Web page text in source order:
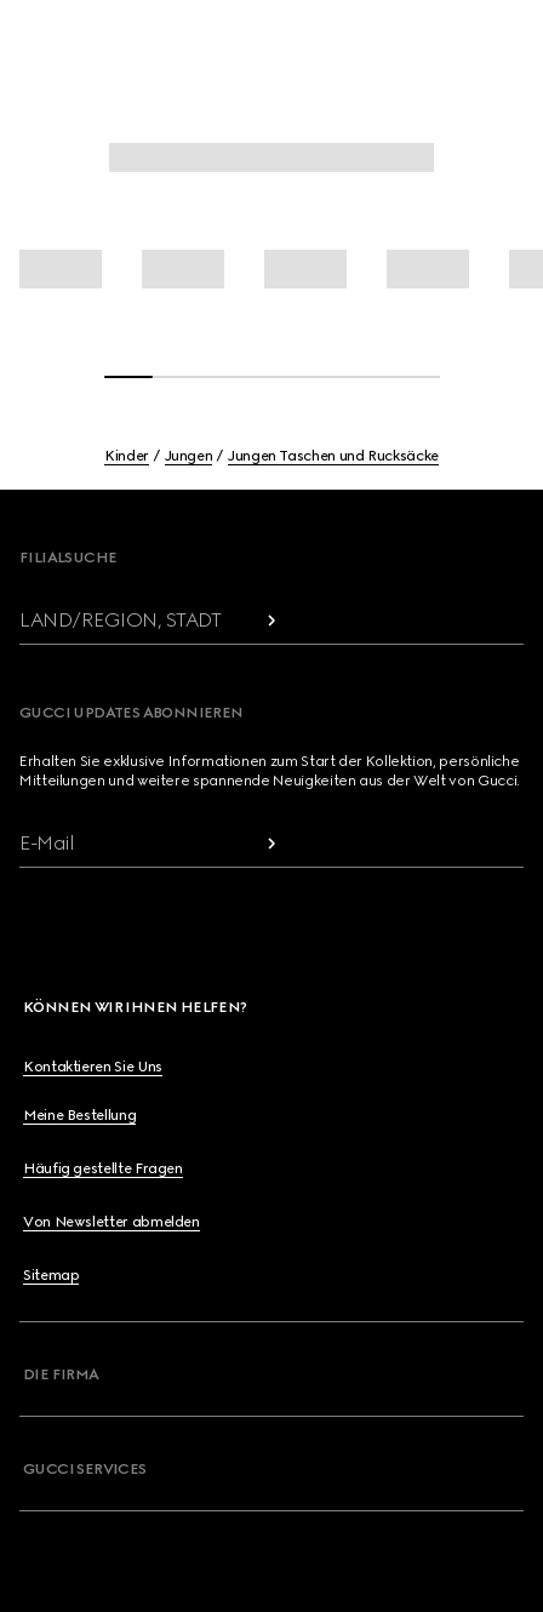
Kinder Jungen Jungen Taschen und Rucksäcke
FILIALSUCHE
LAND/REGION, STADT
GUCCI UPDATES ABONNIEREN
Erhalten Sie exklusive Informationen zum Start der Kollektion, persönliche
Mitteilungen und weitere spannende Neuigkeiten aus der Welt von Gucci.
E-Mail
KÖNNEN WIR IHNEN HELFEN?
Kontaktieren Sie Uns
Meine Bestellung
Häufig gestellte Fragen
Von Newsletter abmelden
Sitemap
DIE FIRMA
GUCCI SERVICES